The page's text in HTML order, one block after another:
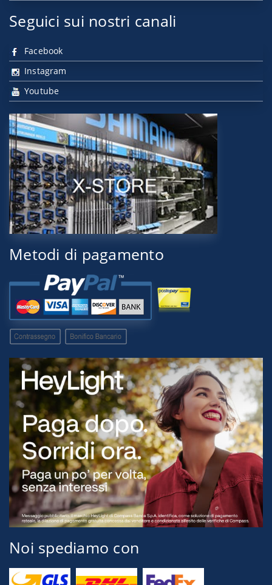
Seguici sui nostri canali
Facebook
Instagram
Youtube
Metodi di pagamento
Noi spediamo con